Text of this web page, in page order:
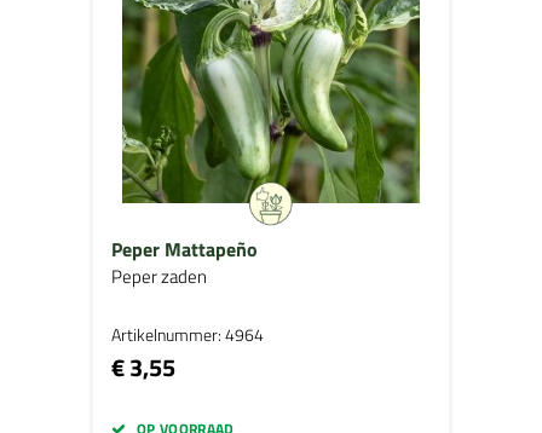
Peper Mattapeño
Peper zaden
Artikelnummer: 4964
€ 3,55